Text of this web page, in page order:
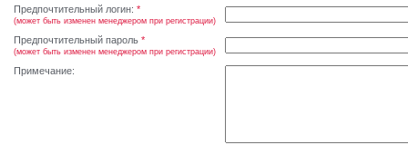
Предпочтительный логин: *
(может быть изменен менеджером при регистрации)
Предпочтительный пароль *
(может быть изменен менеджером при регистрации)
Примечание: